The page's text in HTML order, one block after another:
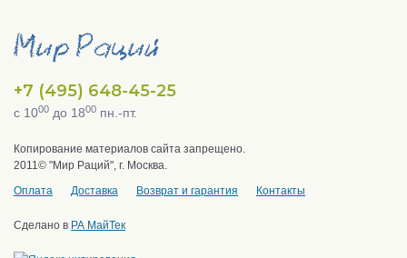
+7 (495) 648-45-25
с 1000 до 1800 пн.-пт.
Копирование материалов сайта запрещено.
2011© "Мир Раций", г. Москва.
Оплата
Доставка Возврат и гарантия Контакты
Сделано в РА МайТек